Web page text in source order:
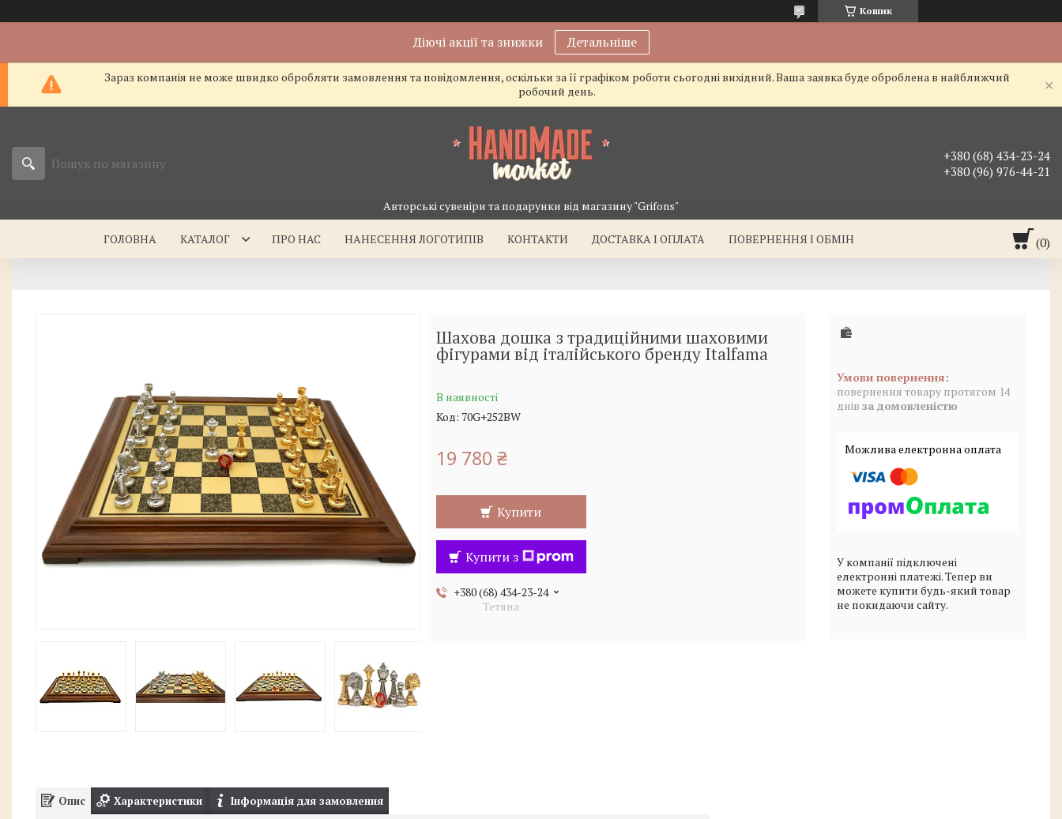
Кошик
Діючі акції та знижки Детальніше
Зараз компанія не може швидко обробляти замовлення та повідомлення, оскільки за її графіком роботи сьогодні вихідний. Ваша заявка буде оброблена в найближчий
робочий день.
Авторські сувеніри та подарунки від магазину "Grifons"
+380 (68) 434-23-24
+380 (96) 976-44-21
ГОЛОВНА КАТАЛОГ ПРО НАС НАНЕСЕННЯ ЛОГОТИПІВ КОНТАКТИ ДОСТАВКА І ОПЛАТА ПОВЕРНЕННЯ І ОБМІН
Шахова дошка з традиційними шаховими
фігурами від італійського бренду Italfama
В наявності
Код: 70G+252BW
19 780 ₴
Купити
Купити з
+380 (68) 434-23-24
Тетяна
повернення товару протягом 14
днів за домовленістю
У компанії підключені
електронні платежі. Тепер ви
можете купити будь-який товар
не покидаючи сайту.
Опис Характеристики Інформація для замовлення